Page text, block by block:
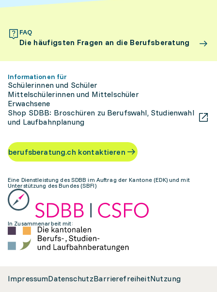
FAQ
Die häufigsten Fragen an die Berufsberatung
Informationen für
Schülerinnen und Schüler
Mittelschülerinnen und Mittelschüler
Erwachsene
Shop SDBB: Broschüren zu Berufswahl, Studienwahl
und Laufbahnplanung
berufsberatung.ch kontaktieren
Eine Dienstleistung des SDBB im Auftrag der Kantone (EDK) und mit
Unterstützung des Bundes (SBFI)
In Zusammenarbeit mit:
ImpressumDatenschutzBarrierefreiheitNutzung